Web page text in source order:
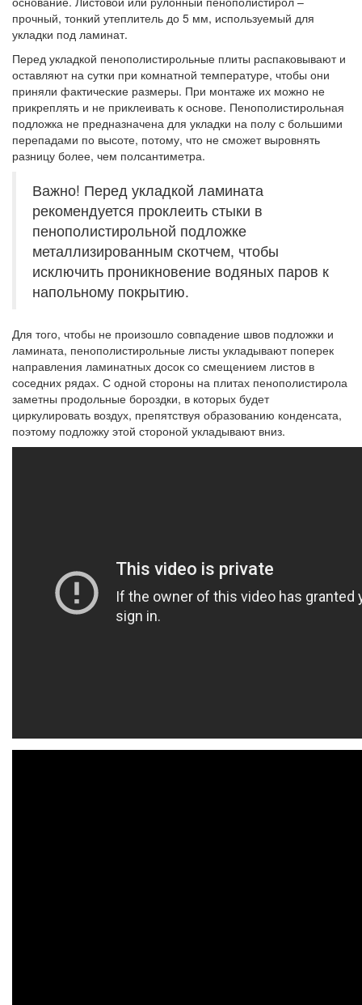
прочный, тонкий утеплитель до 5 мм, используемый для
укладки под ламинат.
Перед укладкой пенополистирольные плиты распаковывают и
оставляют на сутки при комнатной температуре, чтобы они
приняли фактические размеры. При монтаже их можно не
прикреплять и не приклеивать к основе. Пенополистирольная
подложка не предназначена для укладки на полу с большими
перепадами по высоте, потому, что не сможет выровнять
разницу более, чем полсантиметра.
Важно! Перед укладкой ламината
рекомендуется проклеить стыки в
пенополистирольной подложке
металлизированным скотчем, чтобы
исключить проникновение водяных паров к
напольному покрытию.
Для того, чтобы не произошло совпадение швов подложки и
ламината, пенополистирольные листы укладывают поперек
направления ламинатных досок со смещением листов в
соседних рядах. С одной стороны на плитах пенополистирола
заметны продольные бороздки, в которых будет
циркулировать воздух, препятствуя образованию конденсата,
поэтому подложку этой стороной укладывают вниз.